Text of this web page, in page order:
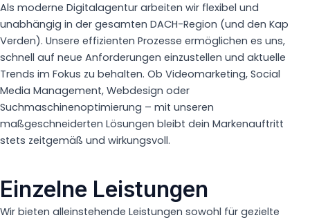
Als moderne Digitalagentur arbeiten wir flexibel und
unabhängig in der gesamten DACH-Region (und den Kap
Verden). Unsere effizienten Prozesse ermöglichen es uns,
schnell auf neue Anforderungen einzustellen und aktuelle
Trends im Fokus zu behalten. Ob Videomarketing, Social
Media Management, Webdesign oder
Suchmaschinenoptimierung – mit unseren
maßgeschneiderten Lösungen bleibt dein Markenauftritt
stets zeitgemäß und wirkungsvoll.
Einzelne Leistungen
Wir bieten alleinstehende Leistungen sowohl für gezielte